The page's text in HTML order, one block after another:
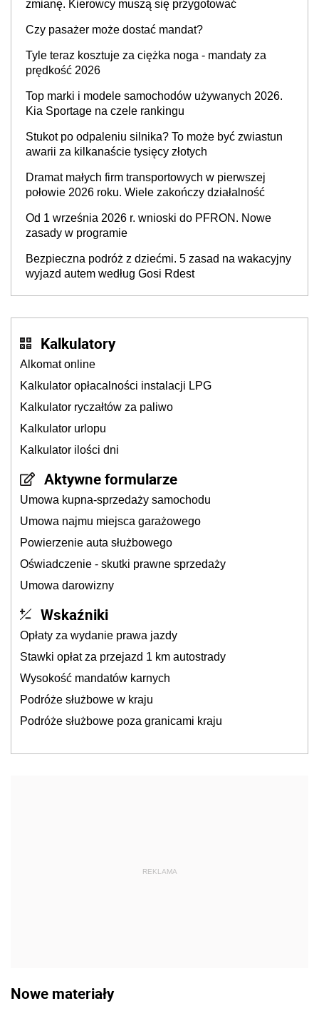
zmianę. Kierowcy muszą się przygotować
Czy pasażer może dostać mandat?
Tyle teraz kosztuje za ciężka noga - mandaty za
prędkość 2026
Top marki i modele samochodów używanych 2026.
Kia Sportage na czele rankingu
Stukot po odpaleniu silnika? To może być zwiastun
awarii za kilkanaście tysięcy złotych
Dramat małych firm transportowych w pierwszej
połowie 2026 roku. Wiele zakończy działalność
Od 1 września 2026 r. wnioski do PFRON. Nowe
zasady w programie
Bezpieczna podróż z dziećmi. 5 zasad na wakacyjny
wyjazd autem według Gosi Rdest
Kalkulatory
Alkomat online
Kalkulator opłacalności instalacji LPG
Kalkulator ryczałtów za paliwo
Kalkulator urlopu
Kalkulator ilości dni
Aktywne formularze
Umowa kupna-sprzedaży samochodu
Umowa najmu miejsca garażowego
Powierzenie auta służbowego
Oświadczenie - skutki prawne sprzedaży
Umowa darowizny
Wskaźniki
Opłaty za wydanie prawa jazdy
Stawki opłat za przejazd 1 km autostrady
Wysokość mandatów karnych
Podróże służbowe w kraju
Podróże służbowe poza granicami kraju
REKLAMA
Nowe materiały